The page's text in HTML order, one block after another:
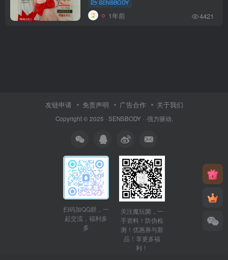
SENSBODY
1年前 4421
友链申请 免责声明 广告合作 关于我们
Copyright © 2025 · SENSBODY· ·强力驱动.
扫码加QQ群，一
起交流，福利多
多
关注魔玩菌，一
手资料！防伪检
测！优惠券与新
品！享更多福
利！